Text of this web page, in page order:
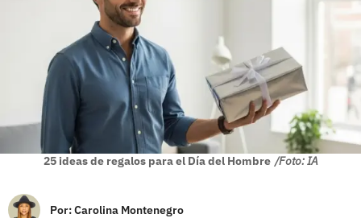
25 ideas de regalos para el Día del Hombre /Foto: IA
Por:Carolina Montenegro